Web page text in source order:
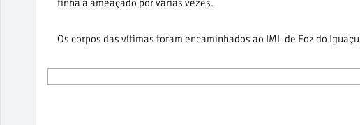
tinha a ameaçado por várias vezes.
Os corpos das vítimas foram encaminhados ao IML de Foz do